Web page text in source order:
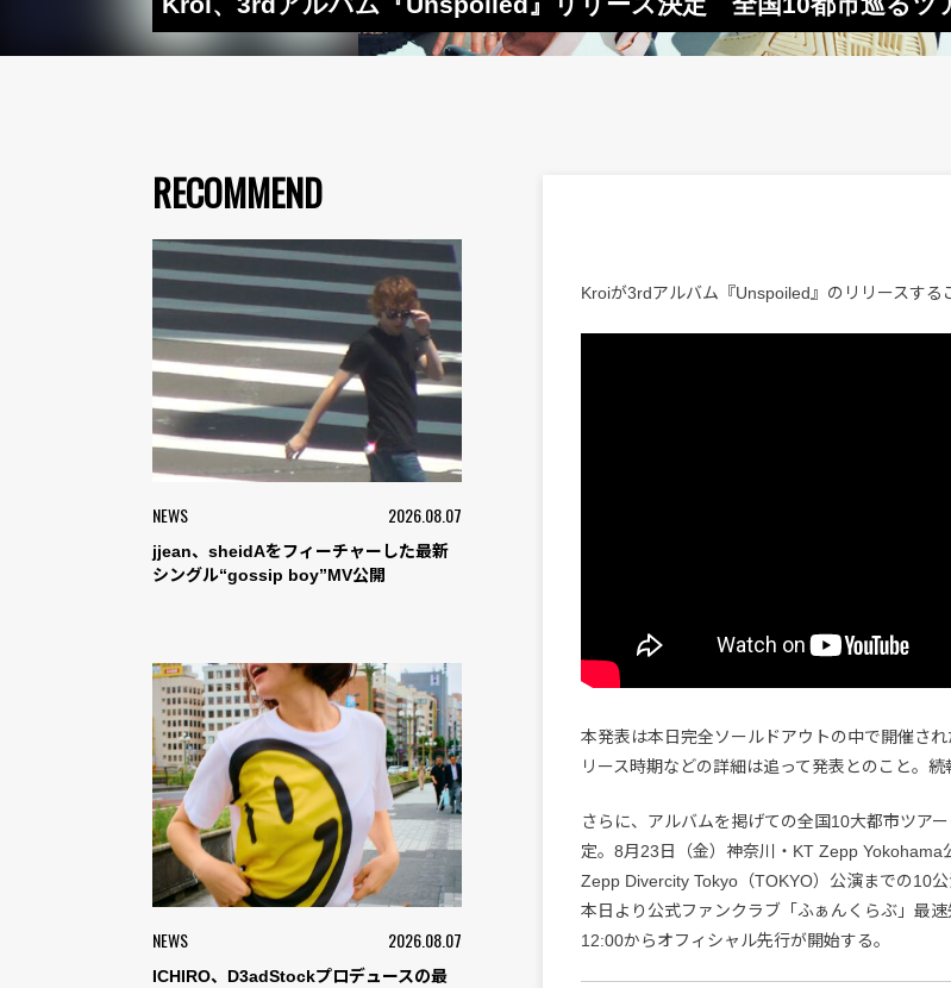
RECOMMEND
NEWS 2026.08.07
jjean、sheidAをフィーチャーした最新
シングル“gossip boy”MV公開
NEWS 2026.08.07
ICHIRO、D3adStockプロデュースの最
Kroiが3rdアルバム『Unspoiled』のリリースする
本発表は本日完全ソールドアウトの中で開催さ
リース時期などの詳細は追って発表とのこと。続
さらに、アルバムを掲げての全国10大都市ツア
定。8月23日（金）神奈川・KT Zepp Yokohama
Zepp Divercity Tokyo（TOKYO）公演までの10
本日より公式ファンクラブ「ふぁんくらぶ」最速
12:00からオフィシャル先行が開始する。